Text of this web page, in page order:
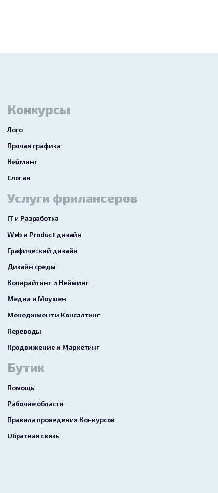
Конкурсы
Лого
Прочая графика
Нейминг
Слоган
Услуги фрилансеров
IT и Разработка
Web и Product дизайн
Графический дизайн
Дизайн среды
Копирайтинг и Нейминг
Медиа и Моушен
Менеджмент и Консалтинг
Переводы
Продвижение и Маркетинг
Бутик
Помощь
Рабочие области
Правила проведения Конкурсов
Обратная связь